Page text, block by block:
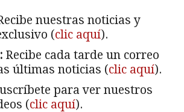
nuestras noticias y
(clic aquí).
Recibe cada tarde un correo
últimas noticias (clic aquí).
para ver nuestros
(clic aquí).